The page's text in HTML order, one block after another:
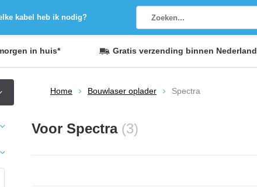
kabel heb ik nodig?
in huis* Gratis verzending binnen Nederland
Home Bouwlaser oplader Spectra
Voor Spectra (3)